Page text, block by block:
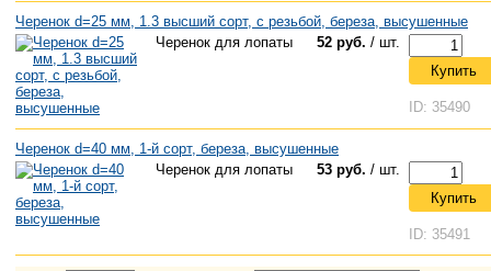
Черенок d=25 мм, 1.3 высший сорт, с резьбой, береза, высушенные
Черенок для лопаты
52 руб. / шт.
Купить
ID: 35490
Черенок d=40 мм, 1-й сорт, береза, высушенные
Черенок для лопаты
53 руб. / шт.
Купить
ID: 35491